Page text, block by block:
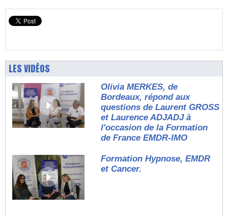
LES VIDÉOS
Olivia MERKES, de
Bordeaux, répond aux
questions de Laurent GROSS
et Laurence ADJADJ à
l'occasion de la Formation
de France EMDR-IMO
Formation Hypnose, EMDR
et Cancer.